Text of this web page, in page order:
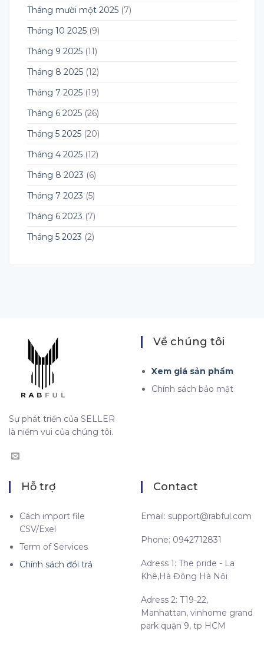
Tháng mười một 2025 (7)
Tháng 10 2025 (9)
Tháng 9 2025 (11)
Tháng 8 2025 (12)
Tháng 7 2025 (19)
Tháng 6 2025 (26)
Tháng 5 2025 (20)
Tháng 4 2025 (12)
Tháng 8 2023 (6)
Tháng 7 2023 (5)
Tháng 6 2023 (7)
Tháng 5 2023 (2)
Sự phát triển của SELLER
là niềm vui của chúng tôi.
Về chúng tôi
Xem giá sản phẩm
Chính sách bảo mật
Hỗ trợ
Cách import file
CSV/Exel
Term of Services
Chính sách đổi trả
Contact
Email: support@rabful.com
Phone: 0942712831
Adress 1: The pride - La
Khê,Hà Đông Hà Nội
Adress 2: T19-22,
Manhattan, vinhome grand
park quận 9, tp HCM